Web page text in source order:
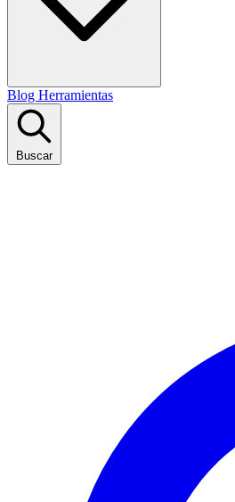
Blog Herramientas
Buscar